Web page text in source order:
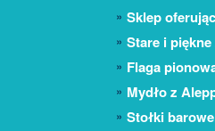
Sklep
Stare i
Flaga
Mydło z
Stołki